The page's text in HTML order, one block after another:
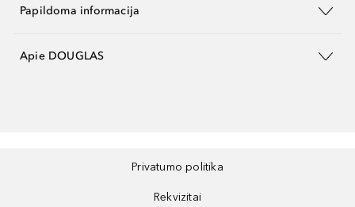
Papildoma informacija
Apie DOUGLAS
Privatumo politika
Rekvizitai